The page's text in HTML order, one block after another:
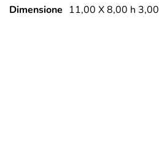
Dimensione 11,00 X 8,00 h 3,00